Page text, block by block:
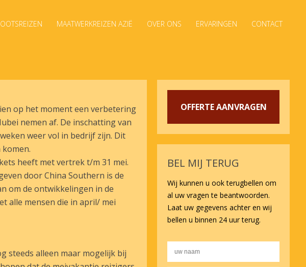
MAATWERKREIZEN AZIË OVER ONS ERVARINGEN CONTACT
op het moment een verbetering
nemen af. De inschatting van
weer vol in bedrijf zijn. Dit
heeft met vertrek t/m 31 mei.
door China Southern is de
om de ontwikkelingen in de
alle mensen die in april/ mei
steeds alleen maar mogelijk bij
OFFERTE AANVRAGEN
BEL MIJ TERUG
Wij kunnen u ook terugbellen om
al uw vragen te beantwoorden.
Laat uw gegevens achter en wij
bellen u binnen 24 uur terug.